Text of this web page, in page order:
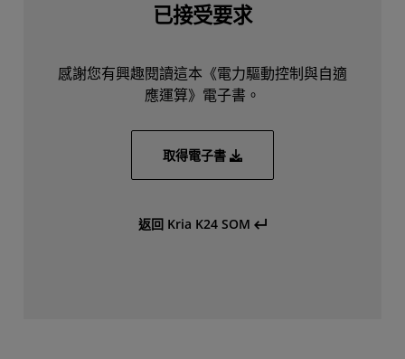
已接受要求
感謝您有興趣閱讀這本《電力驅動控制與自適
應運算》電子書。
取得電子書
返回 Kria K24 SOM